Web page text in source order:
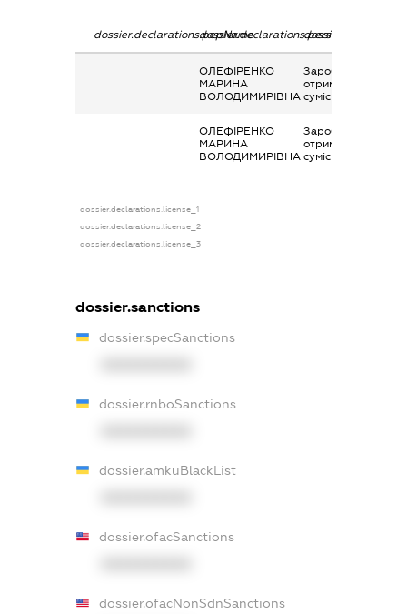
dossier.declarations.pepNamedossier.declarations.personName
ОЛЕФІРЕНКО
МАРИНА
ВОЛОДИМИРІВНА
Заробітна плата
отримана за
сумісництвом
ОЛЕФІРЕНКО
МАРИНА
ВОЛОДИМИРІВНА
Заробітна плата
отримана за
сумісництвом
dossier.declarations.license_1
dossier.declarations.license_2
dossier.declarations.license_3
dossier.sanctions
dossier.specSanctions
dossier.rnboSanctions
dossier.amkuBlackList
dossier.ofacSanctions
dossier.ofacNonSdnSanctions